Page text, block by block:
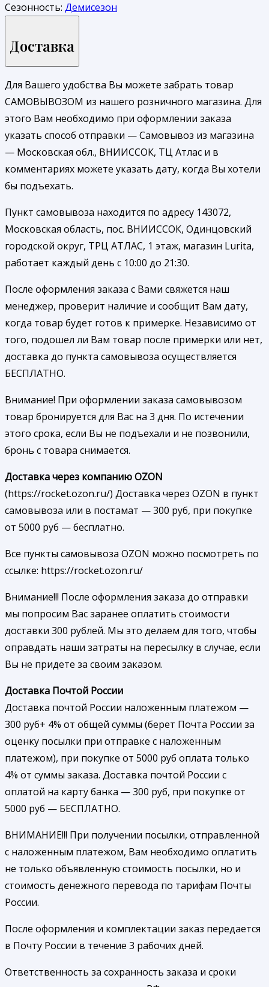
Сезонность: Демисезон
Доставка
Для Вашего удобства Вы можете забрать товар
САМОВЫВОЗОМ из нашего розничного магазина. Для
этого Вам необходимо при оформлении заказа
указать способ отправки — Самовывоз из магазина
— Московская обл., ВНИИССОК, ТЦ Атлас и в
комментариях можете указать дату, когда Вы хотели
бы подъехать.
Пункт самовывоза находится по адресу 143072,
Московская область, пос. ВНИИССОК, Одинцовский
городской округ, ТРЦ АТЛАС, 1 этаж, магазин Lurita,
работает каждый день с 10:00 до 21:30.
После оформления заказа с Вами свяжется наш
менеджер, проверит наличие и сообщит Вам дату,
когда товар будет готов к примерке. Независимо от
того, подошел ли Вам товар после примерки или нет,
доставка до пункта самовывоза осуществляется
БЕСПЛАТНО.
Внимание! При оформлении заказа самовывозом
товар бронируется для Вас на 3 дня. По истечении
этого срока, если Вы не подъехали и не позвонили,
бронь с товара снимается.
Доставка через компанию OZON
(https://rocket.ozon.ru/) Доставка через OZON в пункт
самовывоза или в постамат — 300 руб, при покупке
от 5000 руб — бесплатно.
Все пункты самовывоза OZON можно посмотреть по
ссылке: https://rocket.ozon.ru/
Внимание!!! После оформления заказа до отправки
мы попросим Вас заранее оплатить стоимости
доставки 300 рублей. Мы это делаем для того, чтобы
оправдать наши затраты на пересылку в случае, если
Вы не придете за своим заказом.
Доставка Почтой России
Доставка почтой России наложенным платежом —
300 руб+ 4% от общей суммы (берет Почта России за
оценку посылки при отправке с наложенным
платежом), при покупке от 5000 руб оплата только
4% от суммы заказа. Доставка почтой России с
оплатой на карту банка — 300 руб, при покупке от
5000 руб — БЕСПЛАТНО.
ВНИМАНИЕ!!! При получении посылки, отправленной
с наложенным платежом, Вам необходимо оплатить
не только объявленную стоимость посылки, но и
стоимость денежного перевода по тарифам Почты
России.
После оформления и комплектации заказ передается
в Почту России в течение 3 рабочих дней.
Ответственность за сохранность заказа и сроки